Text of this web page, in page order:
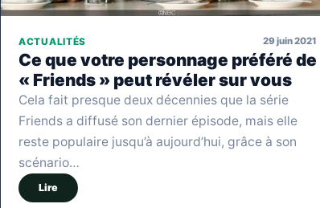
ACTUALITÉS 29 juin 2021
Ce que votre personnage préféré de
« Friends » peut révéler sur vous
Cela fait presque deux décennies que la série
Friends a diffusé son dernier épisode, mais elle
reste populaire jusqu’à aujourd’hui, grâce à son
scénario…
Lire